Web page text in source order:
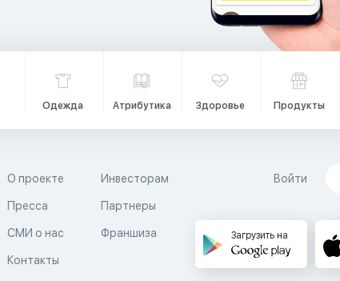
Одежда Атрибутика Здоровье Продукты
О проекте
Пресса
СМИ о нас
Контакты
Инвесторам
Партнеры
Франшиза
Войти
Загрузить на